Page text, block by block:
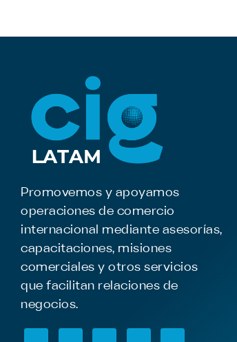
Promovemos y apoyamos
operaciones de comercio
internacional mediante asesorías,
capacitaciones, misiones
comerciales y otros servicios
que facilitan relaciones de
negocios.